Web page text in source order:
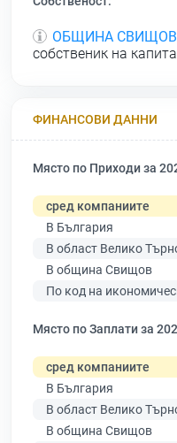
ОБЩИНА СВИЩОВ
собственик на
ФИНАНСОВИ ДАННИ
Място по Приходи за
сред компаниите
В България
В област Велико
В община Свищов
По код на
Място по Заплати за
сред компаниите
В България
В област Велико
В община Свищов